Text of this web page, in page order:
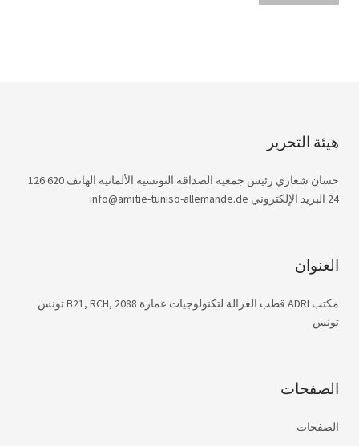
هيئة التحرير
حسان شعاري رئيس جمعية الصداقة التونسية الألمانية الهاتف 620 126
24 البريد الإلكتروني info@amitie-tuniso-allemande.de
العنوان
مكتب ADRI قطب الغزالة لتكنولوجيات عمارة B21, RCH, 2088 تونس
تونس
الصفحات
الصفحات